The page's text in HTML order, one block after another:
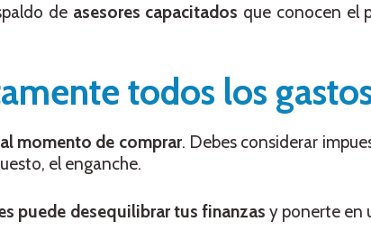
de asesores capacitados que conocen el
todos los
momento de comprar. Debes considerar
el enganche.
puede desequilibrar tus finanzas y ponerte en